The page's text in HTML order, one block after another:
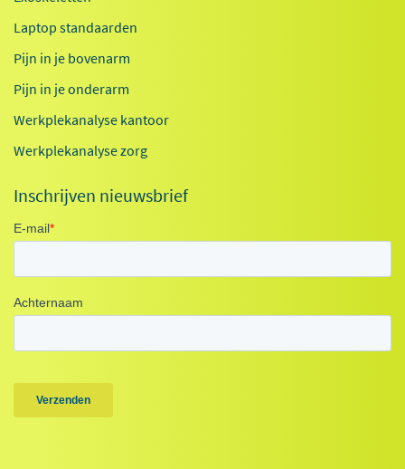
Laptop standaarden
Pijn in je bovenarm
Pijn in je onderarm
Werkplekanalyse kantoor
Werkplekanalyse zorg
Inschrijven nieuwsbrief